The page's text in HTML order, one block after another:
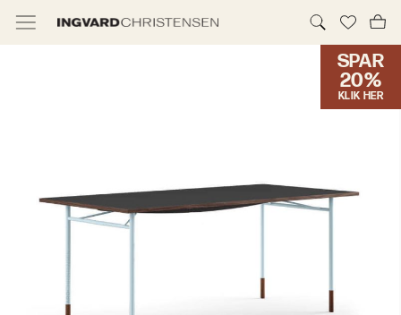
SPAR
20%
KLIK HER